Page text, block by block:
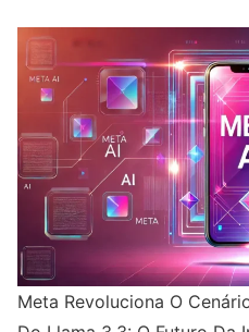
Meta Revoluciona O